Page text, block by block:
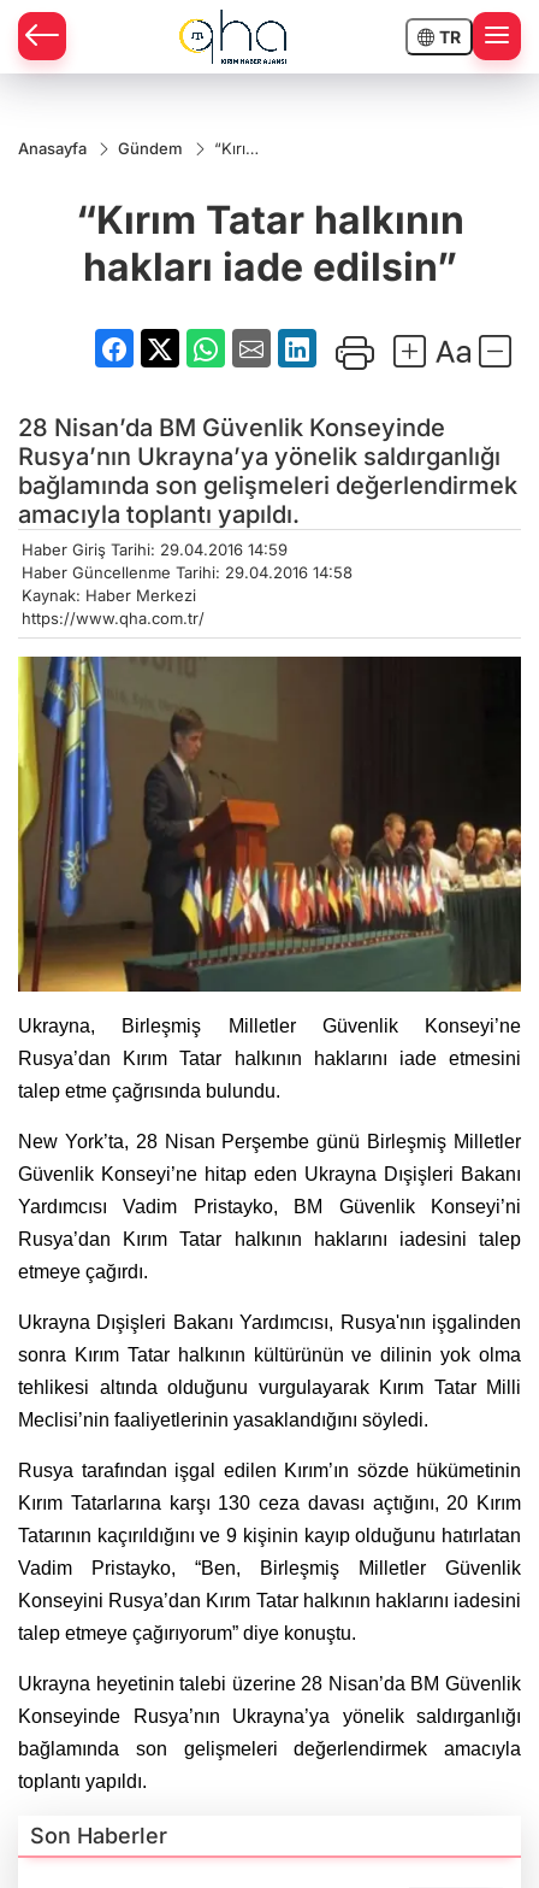
TR
Anasayfa Gündem
“Kırım
hakları
iade
“Kırım Tatar halkının
hakları iade edilsin”
28 Nisan’da BM Güvenlik Konseyinde
Rusya’nın Ukrayna’ya yönelik saldırganlığı
bağlamında son gelişmeleri değerlendirmek
amacıyla toplantı yapıldı.
Haber Giriş Tarihi: 29.04.2016 14:59
Haber Güncellenme Tarihi: 29.04.2016 14:58
Kaynak: Haber Merkezi
https://www.qha.com.tr/
Ukrayna, Birleşmiş Milletler Güvenlik Konseyi’ne
Rusya’dan Kırım Tatar halkının haklarını iade etmesini
talep etme çağrısında bulundu.
New York’ta, 28 Nisan Perşembe günü Birleşmiş Milletler
Güvenlik Konseyi’ne hitap eden Ukrayna Dışişleri Bakanı
Yardımcısı Vadim Pristayko, BM Güvenlik Konseyi’ni
Rusya’dan Kırım Tatar halkının haklarını iadesini talep
etmeye çağırdı.
Ukrayna Dışişleri Bakanı Yardımcısı, Rusya'nın işgalinden
sonra Kırım Tatar halkının kültürünün ve dilinin yok olma
tehlikesi altında olduğunu vurgulayarak Kırım Tatar Milli
Meclisi’nin faaliyetlerinin yasaklandığını söyledi.
Rusya tarafından işgal edilen Kırım’ın sözde hükümetinin
Kırım Tatarlarına karşı 130 ceza davası açtığını, 20 Kırım
Tatarının kaçırıldığını ve 9 kişinin kayıp olduğunu hatırlatan
Vadim Pristayko, “Ben, Birleşmiş Milletler Güvenlik
Konseyini Rusya’dan Kırım Tatar halkının haklarını iadesini
talep etmeye çağırıyorum” diye konuştu.
Ukrayna heyetinin talebi üzerine 28 Nisan’da BM Güvenlik
Konseyinde Rusya’nın Ukrayna’ya yönelik saldırganlığı
bağlamında son gelişmeleri değerlendirmek amacıyla
toplantı yapıldı.
Son Haberler